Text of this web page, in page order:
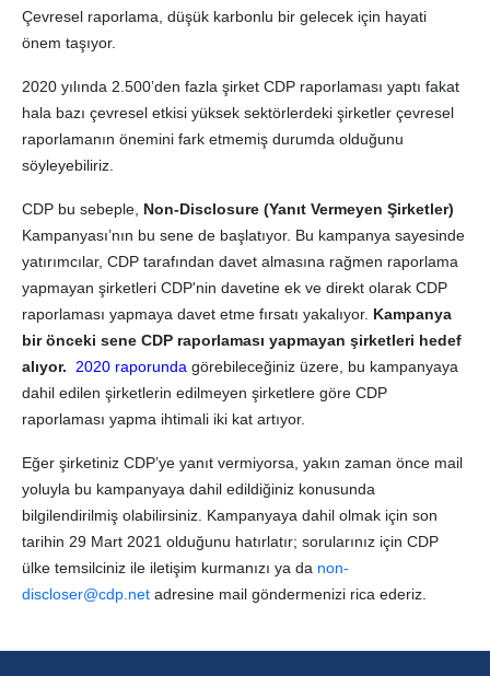
Çevresel raporlama, düşük karbonlu bir gelecek için hayati
önem taşıyor.
2020 yılında 2.500’den fazla şirket CDP raporlaması yaptı fakat
hala bazı çevresel etkisi yüksek sektörlerdeki şirketler çevresel
raporlamanın önemini fark etmemiş durumda olduğunu
söyleyebiliriz.
CDP bu sebeple, Non-Disclosure (Yanıt Vermeyen Şirketler)
Kampanyası’nın bu sene de başlatıyor. Bu kampanya sayesinde
yatırımcılar, CDP tarafından davet almasına rağmen raporlama
yapmayan şirketleri CDP'nin davetine ek ve direkt olarak CDP
raporlaması yapmaya davet etme fırsatı yakalıyor. Kampanya
bir önceki sene CDP raporlaması yapmayan şirketleri hedef
alıyor.
2020 raporunda görebileceğiniz üzere, bu kampanyaya
dahil edilen şirketlerin edilmeyen şirketlere göre CDP
raporlaması yapma ihtimali iki kat artıyor.
Eğer şirketiniz CDP’ye yanıt vermiyorsa, yakın zaman önce mail
yoluyla bu kampanyaya dahil edildiğiniz konusunda
bilgilendirilmiş olabilirsiniz. Kampanyaya dahil olmak için son
tarihin 29 Mart 2021 olduğunu hatırlatır; sorularınız için CDP
ülke temsilciniz ile iletişim kurmanızı ya da non-
discloser@cdp.net adresine mail göndermenizi rica ederiz.